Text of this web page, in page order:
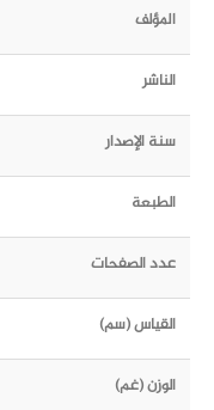
المؤلف
الناشر
سنة الإصدار
الطبعة
عدد الصفحات
القياس (سم)
الوزن (غم)